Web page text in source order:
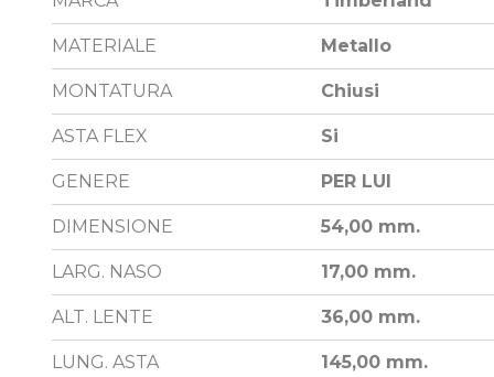
MATERIALE Metallo
MONTATURA Chiusi
ASTA FLEX Si
GENERE PER LUI
DIMENSIONE 54,00 mm.
LARG. NASO 17,00 mm.
ALT. LENTE 36,00 mm.
LUNG. ASTA 145,00 mm.